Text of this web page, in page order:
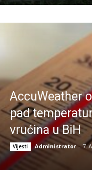
AccuWeather
pad
vrućina u BiH
Vijesti Administrator - 7.